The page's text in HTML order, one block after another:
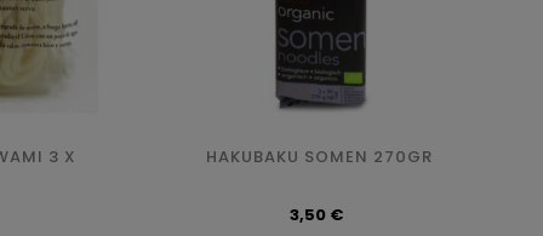
3 X HAKUBAKU SOMEN 270GR
Precio
3,50 €